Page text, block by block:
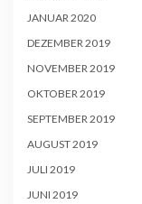
JANUAR 2020
DEZEMBER 2019
NOVEMBER 2019
OKTOBER 2019
SEPTEMBER 2019
AUGUST 2019
JULI 2019
JUNI 2019